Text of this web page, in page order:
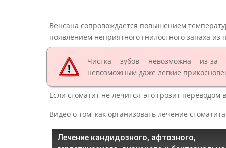
Венсана сопровождается повышением
появлением неприятного гнилостного запаха из
Чистка зубов невозможна из-
невозможным даже легкие
Если стоматит не лечится, это грозит
Видео о том, как организовать лечение
Лечение кандидозного, афтозного,